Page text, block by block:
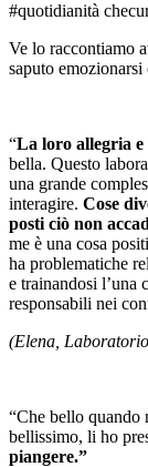
#quotidianità
Ve lo raccontiamo
saputo
“La loro allegria e
bella. Questo
una grande
interagire. Cose
posti ciò non
me è una cosa
ha problematiche
e trainandosi l’una
responsabili nei
(Elena,
“Che bello quando
bellissimo, li ho
piangere.”